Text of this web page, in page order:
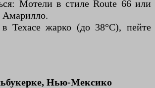
Мотели в стиле Route 66 или
Амарилло.
Техасе жарко (до 38°C), пейте
Нью-Мексико